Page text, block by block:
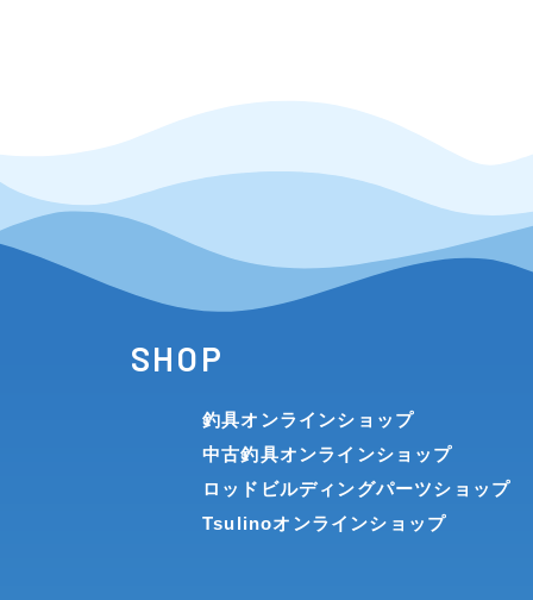
SHOP
釣具オンラインショップ
中古釣具オンラインショップ
ロッドビルディングパーツショップ
Tsulinoオンラインショップ